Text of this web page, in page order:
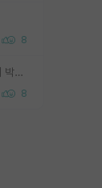
8
서당개 개 ㅅㄲ도 3년이면 풍월 읊는데 박사 5년 이상 대리고 있으면서 물된건 교수 탓 맞는ㄱ게 거기가 서당이 아니란 소리임
8